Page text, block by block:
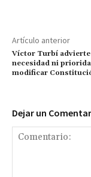
Artículo anterior
Víctor Turbí advierte
necesidad ni
modificar
Dejar un